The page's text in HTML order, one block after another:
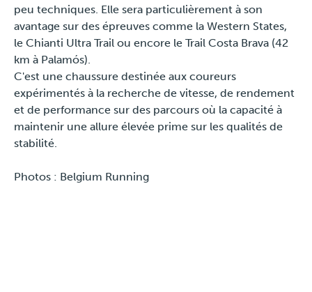
peu techniques. Elle sera particulièrement à son
avantage sur des épreuves comme la Western States,
le Chianti Ultra Trail ou encore le Trail Costa Brava (42
km à Palamós).
C'est une chaussure destinée aux coureurs
expérimentés à la recherche de vitesse, de rendement
et de performance sur des parcours où la capacité à
maintenir une allure élevée prime sur les qualités de
stabilité.
Photos : Belgium Running